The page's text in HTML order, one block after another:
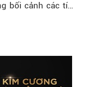
bối cảnh các tín